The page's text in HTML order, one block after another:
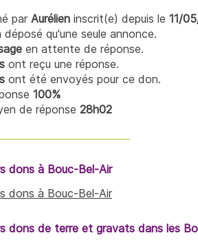
par Aurélien inscrit(e) depuis le 11/
déposé qu'une seule annonce.
en attente de réponse.
ont reçu une réponse.
ont été envoyés pour ce don.
100%
de réponse 28h02
dons à Bouc-Bel-Air
dons à Bouc-Bel-Air
dons de terre et gravats dans les